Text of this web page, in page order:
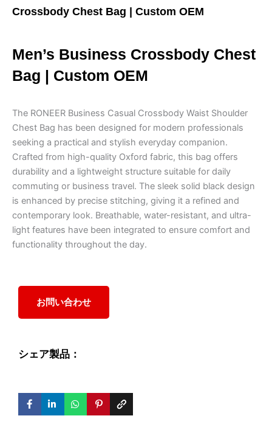
Crossbody Chest Bag | Custom OEM
Men’s Business Crossbody Chest
Bag | Custom OEM
The RONEER Business Casual Crossbody Waist Shoulder
Chest Bag has been designed for modern professionals
seeking a practical and stylish everyday companion.
Crafted from high-quality Oxford fabric, this bag offers
durability and a lightweight structure suitable for daily
commuting or business travel. The sleek solid black design
is enhanced by precise stitching, giving it a refined and
contemporary look. Breathable, water-resistant, and ultra-
light features have been integrated to ensure comfort and
functionality throughout the day.
お問い合わせ
シェア製品：